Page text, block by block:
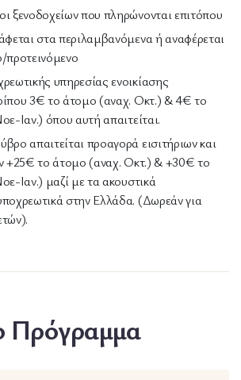
ξενοδοχείων που πληρώνονται επιτόπου
στα περιλαμβανόμενα ή αναφέρεται
προτεινόμενο
υπηρεσίας ενοικίασης
3€ το άτομο (αναχ. Οκτ.) & 4€ το
Ιαν.) όπου αυτή απαιτείται.
απαιτείται προαγορά εισιτήριων και
+25€ το άτομο (αναχ. Οκτ.) & +30€ το
Ιαν.) μαζί με τα ακουστικά
στην Ελλάδα. (Δωρεάν για
Πρόγραμμα